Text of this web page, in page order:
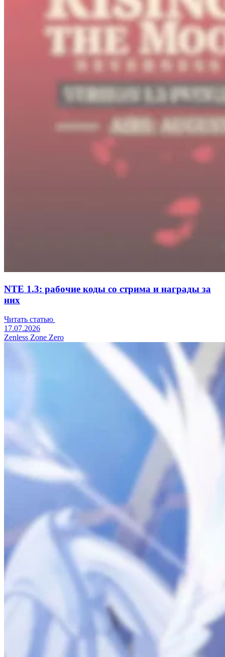
NTE 1.3: рабочие коды со стрима и награды за
них
Читать статью
17.07.2026
Zenless Zone Zero